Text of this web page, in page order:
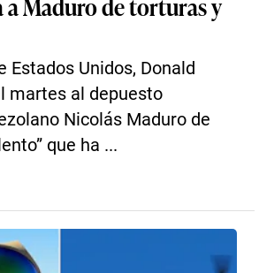
Estados Unidos, Donald
martes al depuesto
Nicolás Maduro de
que ha ...